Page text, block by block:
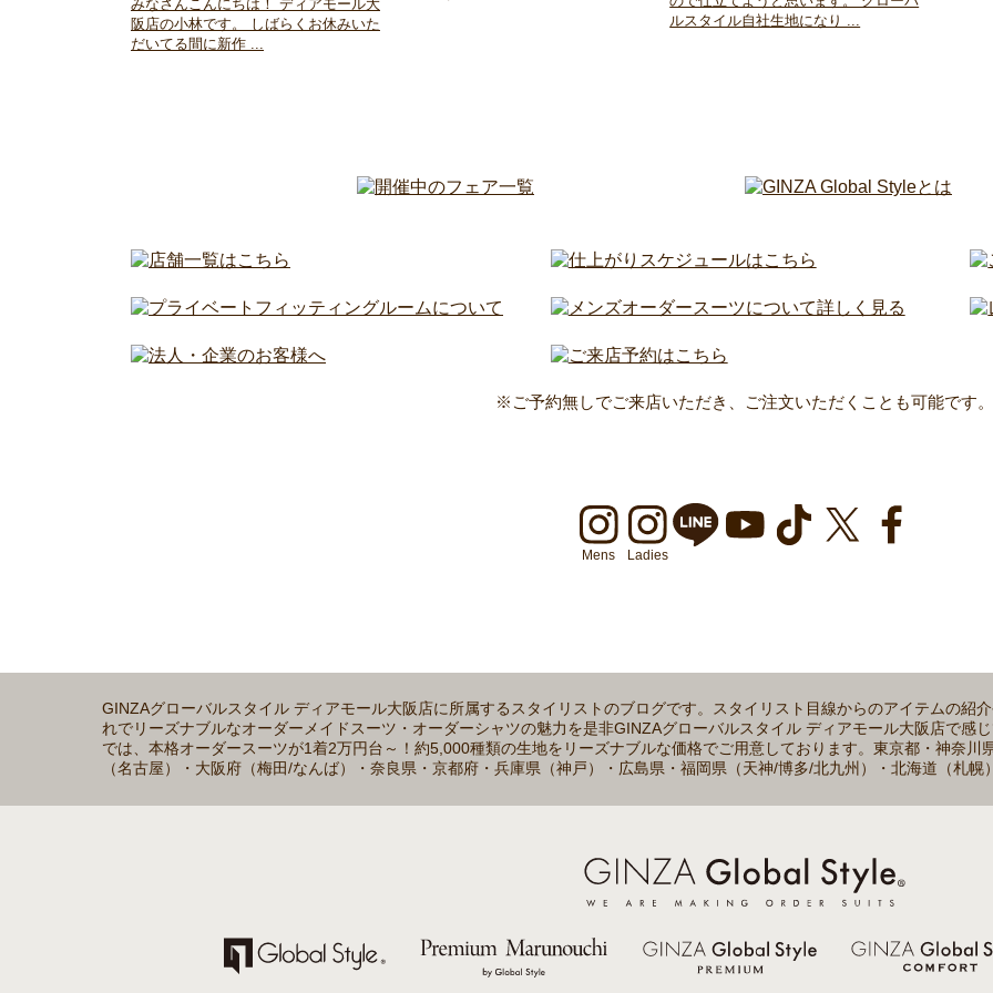
みなさんこんにちは！ ディアモール大
阪店の小林です。 しばらくお休みいた
だいてる間に新作 ...
ルスタイル自社生地になり ...
※ご予約無しでご来店いただき、ご注文いただくことも可能です。
Mens Ladies
GINZAグローバルスタイル ディアモール大阪店に所属するスタイリストのブログです。スタイリスト目線からのアイテムの紹
れでリーズナブルなオーダーメイドスーツ・オーダーシャツの魅力を是非GINZAグローバルスタイル ディアモール大阪店で感
では、本格オーダースーツが1着2万円台～！約5,000種類の生地をリーズナブルな価格でご用意しております。東京都・神奈
（名古屋）・大阪府（梅田/なんば）・奈良県・京都府・兵庫県（神戸）・広島県・福岡県（天神/博多/北九州）・北海道（札